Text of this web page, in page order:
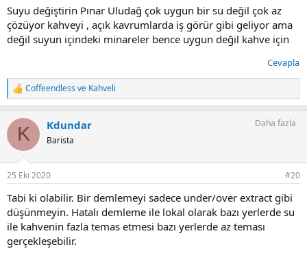
Suyu değiştirin Pınar Uludağ çok uygun bir su değil çok az
çözüyor kahveyi , açık kavrumlarda iş görür gibi geliyor ama
değil suyun içindeki minareler bence uygun değil kahve için
Cevapla
T
e
k
l
:
Coffeendless ve Kahveli
K Kdundar
Barista
Daha fazla
25 Eki 2020 #20
Tabi ki olabilir. Bir demlemeyi sadece under/over extract gibi
düşünmeyin. Hatalı demleme ile lokal olarak bazı yerlerde su
ile kahvenin fazla temas etmesi bazı yerlerde az teması
gerçekleşebilir.